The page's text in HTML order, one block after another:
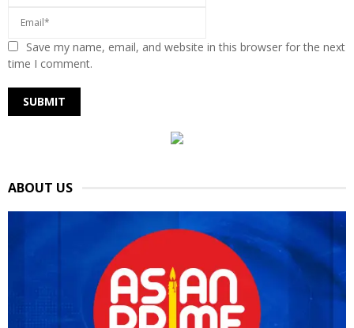
Save my name, email, and website in this browser for the next
time I comment.
ABOUT US